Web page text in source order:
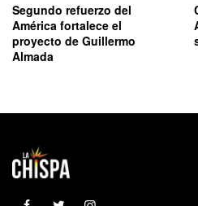
Segundo refuerzo del
América fortalece el
proyecto de Guillermo
Almada